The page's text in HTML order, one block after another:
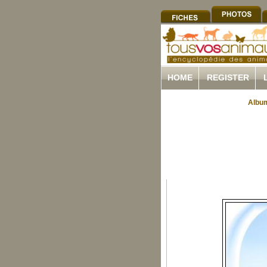
HOME REGISTER